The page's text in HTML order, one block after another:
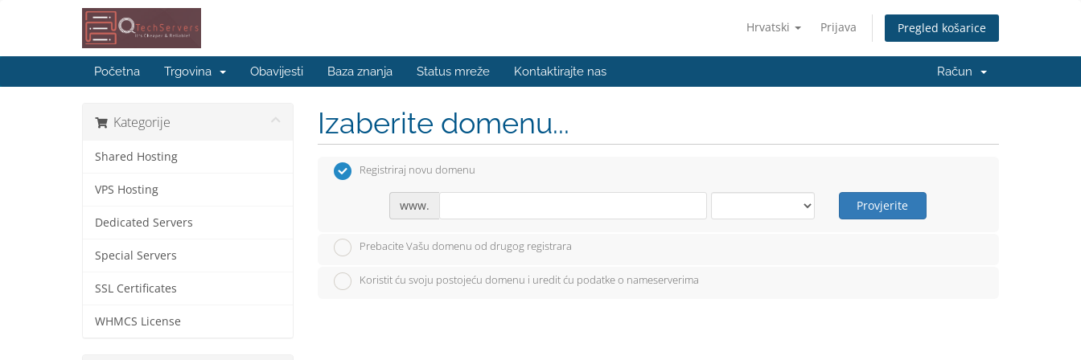
Hrvatski Prijava Pregled košarice
Početna Trgovina Obavijesti Baza znanja Status mreže Kontaktirajte nas Račun
Kategorije
Shared Hosting
VPS Hosting
Dedicated Servers
Special Servers
SSL Certificates
WHMCS License
Izaberite domenu...
Registriraj novu domenu
www. Provjerite
Prebacite Vašu domenu od drugog registrara
Koristit ću svoju postojeću domenu i uredit ću podatke o nameserverima